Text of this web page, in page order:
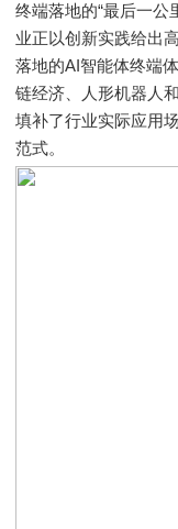
终端落地的“最后一公
业正以创新实践给出
落地的AI智能体终端
链经济、人形机器人
填补了行业实际应用
范式。